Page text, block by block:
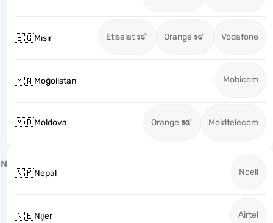
🇪🇬Mısır Etisalat Orange Vodafone
🇲🇳Moğolistan Mobicom
🇲🇩Moldova Orange Moldtelecom
N
🇳🇵Nepal Ncell
🇳🇪Nijer Airtel